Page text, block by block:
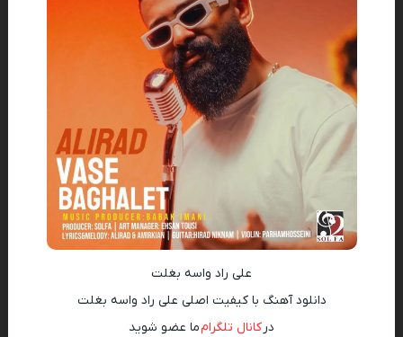
علی راد واسه بغلت
دانلود آهنگ با کیفیت اصلی علی راد واسه بغلت
در کانال تلگرامما عضو شوید